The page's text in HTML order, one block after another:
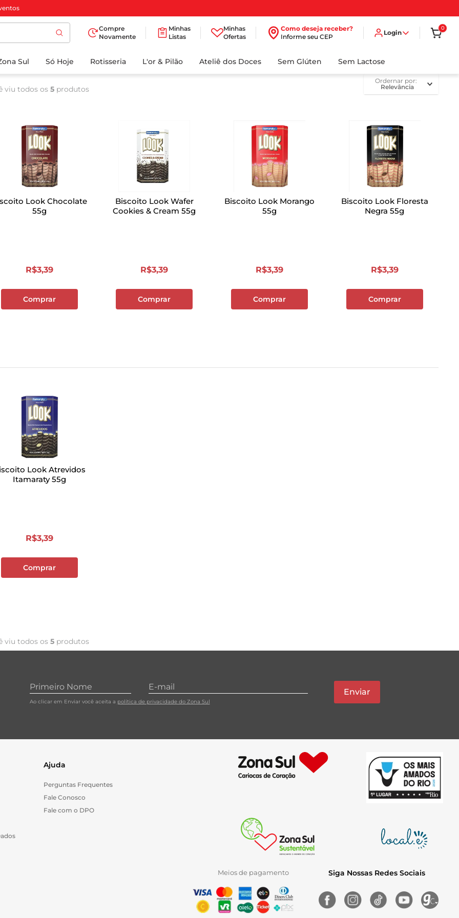
Compre
Novamente
Minhas
Listas
Minhas
Ofertas
Como deseja receber?
Informe seu CEP
Login
0
Sul Só Hoje Rotisseria L'or & Pilão Ateliê dos Doces Sem Glúten Sem Lactose
viu todos os5 produtos
ordernar por
Relevância
Look Chocolate
55g
R$3,39
Comprar
Biscoito Look Wafer
Cookies & Cream 55g
R$3,39
Comprar
Biscoito Look Morango
55g
R$3,39
Comprar
Biscoito Look Floresta
Negra 55g
R$3,39
Comprar
Look Atrevidos
Itamaraty 55g
R$3,39
Comprar
viu todos os5 produtos
Ao clicar em Enviar você aceita a política de privacidade do Zona Sul
Enviar
Ajuda
Perguntas Frequentes
Fale Conosco
Fale com o DPO
Meios de pagamento Siga Nossas Redes Sociais
BUSCADOS
8º
biscoito